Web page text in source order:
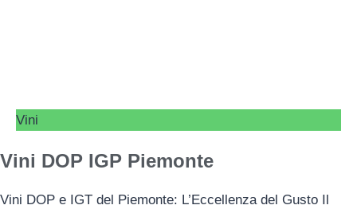
Vini
Vini DOP IGP Piemonte
Vini DOP e IGT del Piemonte: L’Eccellenza del Gusto Il